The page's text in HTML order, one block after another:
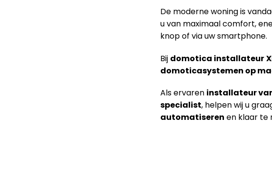
De moderne woning is
u van maximaal comfort,
knop of via uw smartphone.
Bij domotica installateur
domoticasystemen op
Als ervaren installateur
specialist, helpen wij u
automatiseren en klaar te